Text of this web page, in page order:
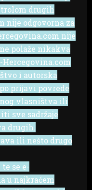
drugih
nije odgovorna za
nije
polaže nikakva
i autorska
prijavi povrede
vlasništva ili
sve sadržaje
drugih.
ili nešto drugo
se e-
u najkraćem